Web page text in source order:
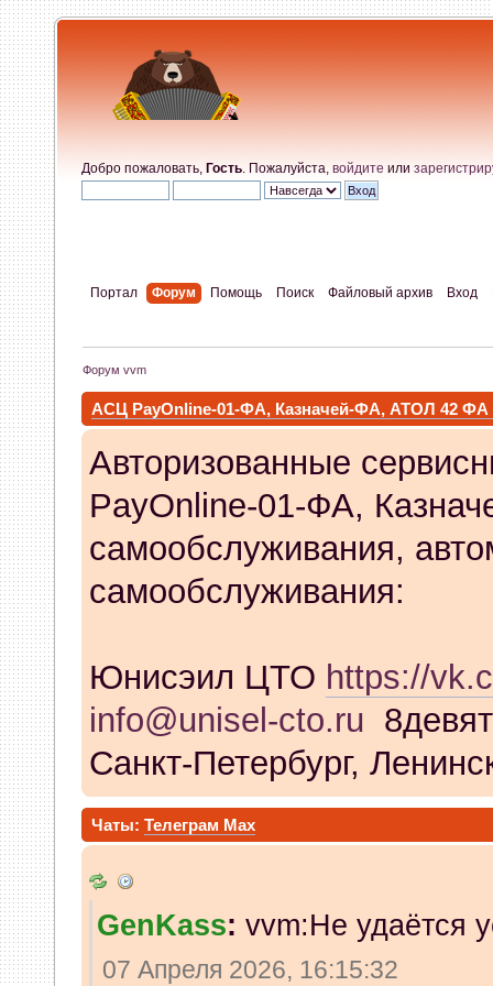
Добро пожаловать, Гость . Пожалуйста, войдите или
Портал Форум Помощь Поиск Файловый архив Вход
Форум vvm
АСЦ PayOnline-01-ФА, Казначей-ФА, АТОЛ 42 ФА
Авторизованные
PayOnline-01-ФА,
самообслуживания,
самообслуживания:
Юнисэил ЦТО https://
info@unisel-cto.ru
Санкт-Петербург,
Чаты:Телеграм Max
GenKass: vvm:Не удаётся
07 Апреля 2026, 16:15:32